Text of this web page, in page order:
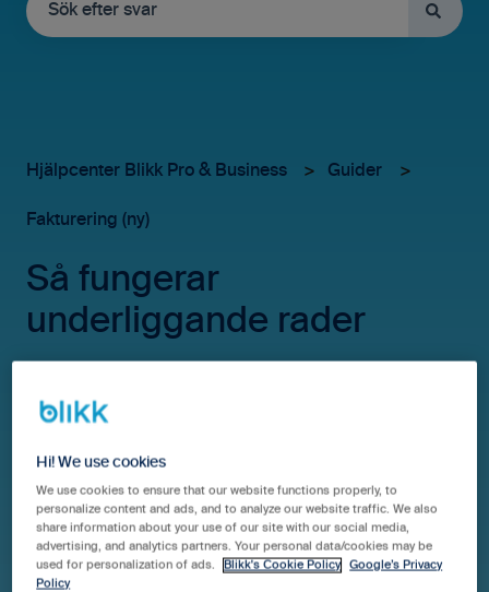
Hjälpcenter Blikk Pro & Business Guider
Fakturering (ny)
Så fungerar
underliggande rader
Vänligen notera att denna artikel handlar om vår nya
Ändringar som görs i fakturaunderlag återspeglas
numera till projekten.
Hi! We use cookies
We use cookies to ensure that our website functions properly, to
personalize content and ads, and to analyze our website traffic. We also
share information about your use of our site with our social media,
advertising, and analytics partners. Your personal data/cookies may be
used for personalization of ads.
Blikk's Cookie Policy
Google’s Privacy
Policy